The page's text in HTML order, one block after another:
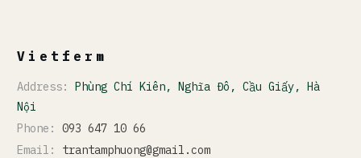
Vietferm
Address: Phùng Chí Kiên, Nghĩa Đô, Cầu Giấy, Hà
Nội
Phone: 093 647 10 66
Email: trantamphuong@gmail.com